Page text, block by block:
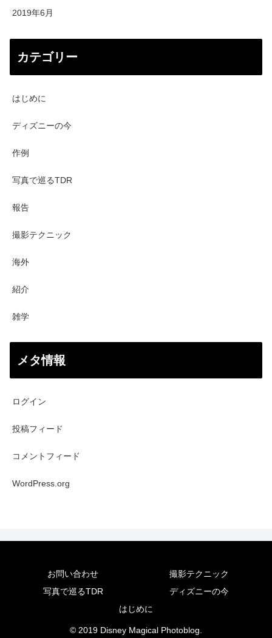
2019年6月
カテゴリー
はじめに
ディズニーの今
作例
写真で巡るTDR
報告
撮影テクニック
海外
紹介
雑学
メタ情報
ログイン
投稿フィード
コメントフィード
WordPress.org
お問い合わせ
撮影テクニック
写真で巡るTDR
ディズニーの今
はじめに
© 2019 Disney Magical Photoblog.